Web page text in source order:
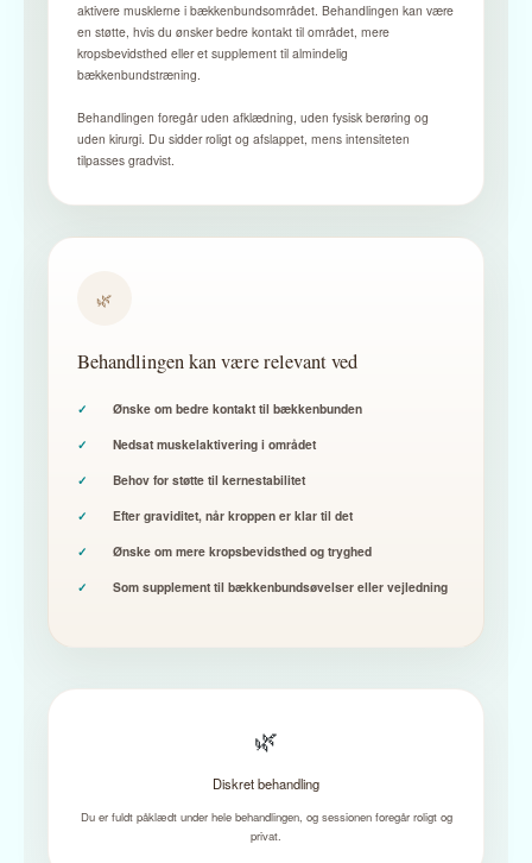
aktivere musklerne i bækkenbundsområdet. Behandlingen kan være
en støtte, hvis du ønsker bedre kontakt til området, mere
kropsbevidsthed eller et supplement til almindelig
bækkenbundstræning.
Behandlingen foregår uden afklædning, uden fysisk berøring og
uden kirurgi. Du sidder roligt og afslappet, mens intensiteten
tilpasses gradvist.
🌿
Behandlingen kan være relevant ved
Ønske om bedre kontakt til bækkenbunden
Nedsat muskelaktivering i området
Behov for støtte til kernestabilitet
Efter graviditet, når kroppen er klar til det
Ønske om mere kropsbevidsthed og tryghed
Som supplement til bækkenbundsøvelser eller vejledning
🌿
Diskret behandling
Du er fuldt påklædt under hele behandlingen, og sessionen foregår roligt og
privat.